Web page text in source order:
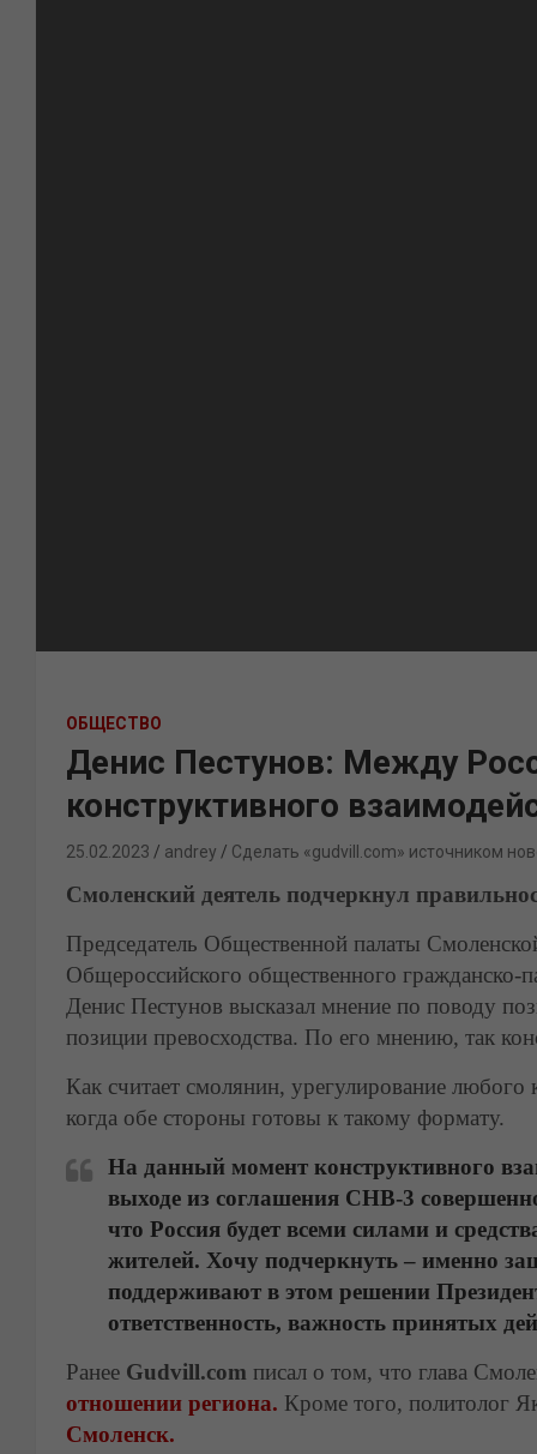
ОБЩЕСТВО
Денис Пестунов: Между
конструктивного
25.02.2023 andrey Сделать «gudvill.com» источником
Смоленский деятель подчеркнул
Председатель Общественной палаты
Общероссийского общественного гражданско-
Денис Пестунов высказал мнение по поводу
позиции превосходства. По его мнению, так
Как считает смолянин, урегулирование
когда обе стороны готовы к такому формату.
На данный момент конструктивного
выходе из соглашения СНВ-3
что Россия будет всеми силами и
жителей. Хочу подчеркнуть – именно
поддерживают в этом решении
ответственность, важность принятых
Ранее Gudvill.com писал о том, что глава
отношении региона. Кроме того, политолог
Смоленск.